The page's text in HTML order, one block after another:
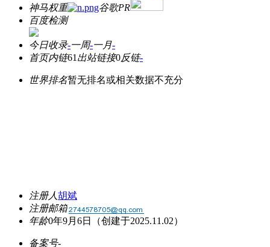
神马权重
谷歌PR
百度检测
今日收录-一周-一月-
首页内链61 出站链接0反链-
世界排名暂无排名或相关数据不充分
注册人胡斌
注册邮箱
年龄0年9月6日 （创建于2025.11.02）
备案号-